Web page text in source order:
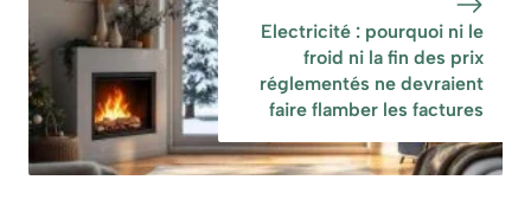
Electricité : pourquoi ni le
froid ni la fin des prix
réglementés ne devraient
faire flamber les factures